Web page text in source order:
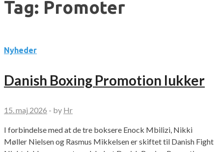
Tag: Promoter
Nyheder
Danish Boxing Promotion lukker
15. maj 2026 - by Hr
I forbindelse med at de tre boksere Enock Mbilizi, Nikki
Møller Nielsen og Rasmus Mikkelsen er skiftet til Danish Fight